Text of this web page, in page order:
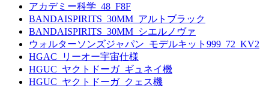
アカデミー科学_48_F8F
BANDAISPIRITS_30MM_アルトブラック
BANDAISPIRITS_30MM_シエルノヴァ
ウォルターソンズジャパン_モデルキット999_72_KV2
HGAC_リーオー宇宙仕様
HGUC_ヤクトドーガ_ギュネイ機
HGUC_ヤクトドーガ_クェス機